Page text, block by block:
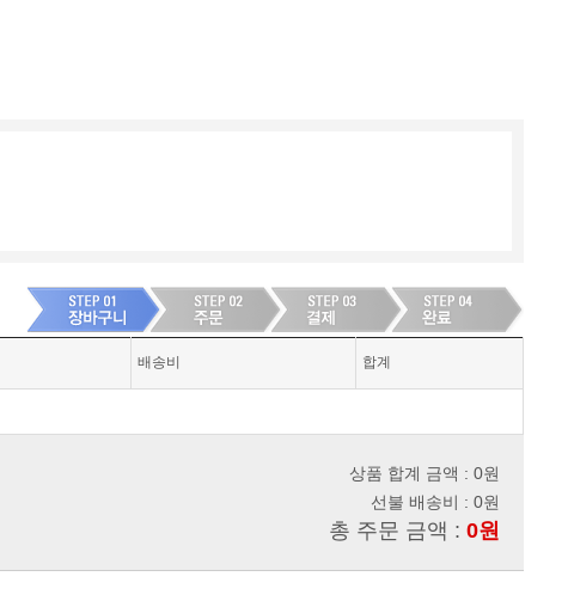
배송비 합계
상품 합계 금액 : 0원
선불 배송비 : 0원
총 주문 금액 : 0원